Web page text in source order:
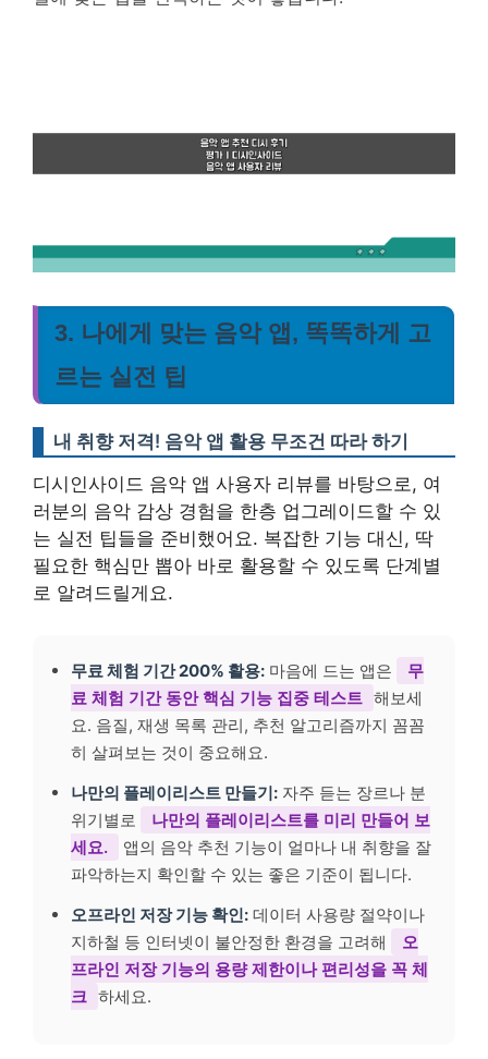
3. 나에게 맞는 음악 앱, 똑똑하게 고
르는 실전 팁
내 취향 저격! 음악 앱 활용 무조건 따라 하기
디시인사이드 음악 앱 사용자 리뷰를 바탕으로, 여
러분의 음악 감상 경험을 한층 업그레이드할 수 있
는 실전 팁들을 준비했어요. 복잡한 기능 대신, 딱
필요한 핵심만 뽑아 바로 활용할 수 있도록 단계별
로 알려드릴게요.
무료 체험 기간 200% 활용: 마음에 드는 앱은
무
료 체험 기간 동안 핵심 기능 집중 테스트 해보세
요. 음질, 재생 목록 관리, 추천 알고리즘까지 꼼꼼
히 살펴보는 것이 중요해요.
나만의 플레이리스트 만들기: 자주 듣는 장르나 분
위기별로
나만의 플레이리스트를 미리 만들어 보
세요.
앱의 음악 추천 기능이 얼마나 내 취향을 잘
파악하는지 확인할 수 있는 좋은 기준이 됩니다.
오프라인 저장 기능 확인: 데이터 사용량 절약이나
지하철 등 인터넷이 불안정한 환경을 고려해
오
프라인 저장 기능의 용량 제한이나 편리성을 꼭 체
크 하세요.